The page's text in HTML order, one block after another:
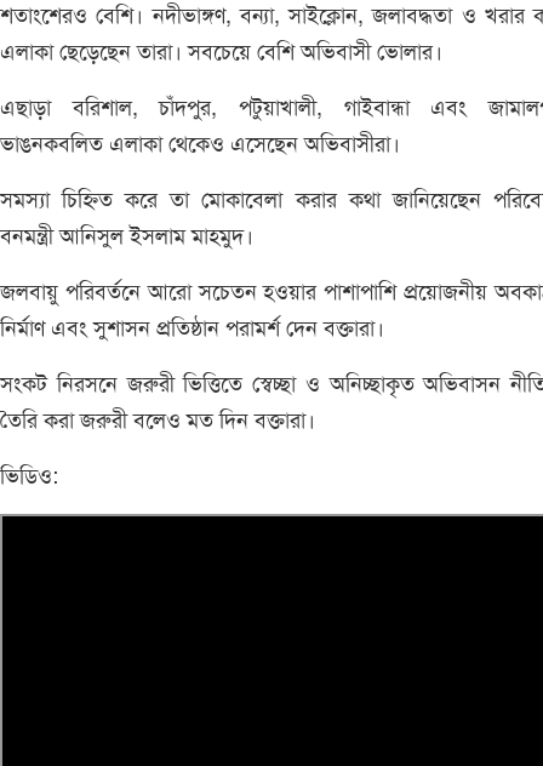
শতাংশেরও বেশি। নদীভাঙ্গণ, বন্যা, সাইক্লোন, জলাবদ্ধতা ও খরার
এলাকা ছেড়েছেন তারা। সবচেয়ে বেশি অভিবাসী ভোলার।
এছাড়া বরিশাল, চাঁদপুর, পটুয়াখালী, গাইবান্ধা এবং
ভাঙনকবলিত এলাকা থেকেও এসেছেন অভিবাসীরা।
সমস্যা চিহ্নিত করে তা মোকাবেলা করার কথা জানিয়েছেন
বনমন্ত্রী আনিসুল ইসলাম মাহমুদ।
জলবায়ু পরিবর্তনে আরো সচেতন হওয়ার পাশাপাশি প্রয়োজনীয়
নির্মাণ এবং সুশাসন প্রতিষ্ঠান পরামর্শ দেন বক্তারা।
সংকট নিরসনে জরুরী ভিত্তিতে স্বেচ্ছা ও অনিচ্ছাকৃত অভিবাসন
তৈরি করা জরুরী বলেও মত দিন বক্তারা।
ভিডিও: